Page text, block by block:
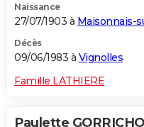
Naissance
27/07/1903 à Maisonnais-
Décès
09/06/1983 à Vignolles
Famille LATHIERE
Paulette